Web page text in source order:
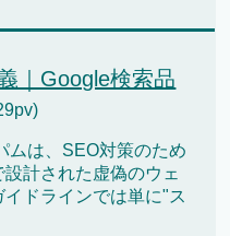
｜Google検索品
ムは、SEO対策のため
計された虚偽のウェ
ドラインでは単に"ス